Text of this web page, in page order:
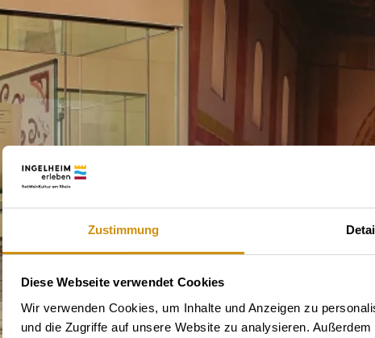
Zustimmung
Diese Webseite verwendet Cookies
Wir verwenden Cookies, um Inhalte und Anzeigen zu
und die Zugriffe auf unsere Website zu analysieren.